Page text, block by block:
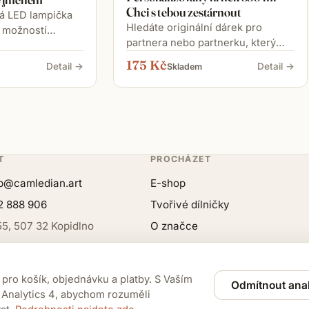
LED lampička
dárek pro
Detail →
Chci s tebou zestárnout
Hledáte originální dárek pro
partnera nebo partnerku, který
pobaví a zároveň potěší? Tento
personalizovaný keramický hrnek
330 ml s vtipným romantickým
nebo vlastní text podle vašeho
přání, takže vznikne osobní dárek,
ranní kávě nebo čaji.
175 KčSkladem Detail →
888 906
507 32 Kopidlno
PROCHÁZET
E-shop
Tvořivé dílničky
O značce
Kontakt
košík, objednávku a platby. S Vaším
4, abychom rozuměli
Odmítnout